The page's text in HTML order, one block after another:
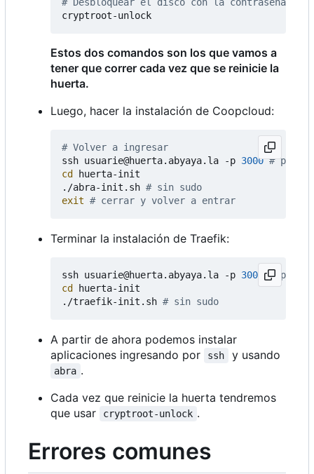
Estos dos comandos son los que vamos a
tener que correr cada vez que se reinicie la
huerta.
Luego, hacer la instalación de Coopcloud:
# Volver a ingresar
ssh usuarie@huerta.abyaya.la -p 3000 #
cd
huerta-init
./abra-init.sh # sin sudo
exit # cerrar y volver a entrar
Terminar la instalación de Traefik:
ssh usuarie@huerta.abyaya.la -p 3000
#
cd
huerta-init
./traefik-init.sh # sin sudo
A partir de ahora podemos instalar
aplicaciones ingresando por
ssh y usando
abra .
Cada vez que reinicie la huerta tendremos
que usar
cryptroot-unlock .
Errores comunes